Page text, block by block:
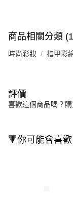
商品相關分類
時尚彩妝 指甲彩
評價
喜歡這個商品嗎？
🔻你可能會喜歡